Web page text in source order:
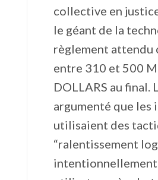
collective en
le géant de la
règlement attendu
entre 310 et 500
DOLLARS au final.
argumenté que les
utilisaient des
“ralentissement